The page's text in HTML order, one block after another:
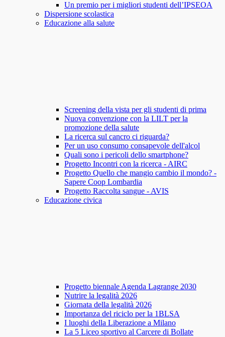
Un premio per i migliori studenti dell’IPSEOA
Dispersione scolastica
Educazione alla salute
Screening della vista per gli studenti di prima
Nuova convenzione con la LILT per la
promozione della salute
La ricerca sul cancro ci riguarda?
Per un uso consumo consapevole dell'alcol
Quali sono i pericoli dello smartphone?
Progetto Incontri con la ricerca - AIRC
Progetto Quello che mangio cambio il mondo? -
Sapere Coop Lombardia
Progetto Raccolta sangue - AVIS
Educazione civica
Progetto biennale Agenda Lagrange 2030
Nutrire la legalità 2026
Giornata della legalità 2026
Importanza del riciclo per la 1BLSA
I luoghi della Liberazione a Milano
La 5 Liceo sportivo al Carcere di Bollate